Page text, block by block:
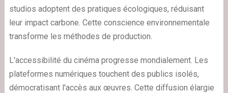
studios adoptent des pratiques écologiques, réduisant
leur impact carbone. Cette conscience environnementale
transforme les méthodes de production.
L'accessibilité du cinéma progresse mondialement. Les
plateformes numériques touchent des publics isolés,
démocratisant l'accès aux œuvres. Cette diffusion élargie